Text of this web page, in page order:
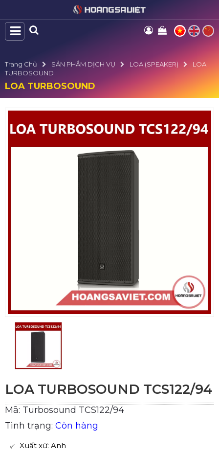
Trang Chủ SẢN PHẨM DỊCH VỤ LOA (SPEAKER)
LOA
TURBOSOUND
LOA TURBOSOUND
LOA TURBOSOUND TCS122/94
Mã: Turbosound TCS122/94
Tình trạng: Còn hàng
Xuất xứ: Anh